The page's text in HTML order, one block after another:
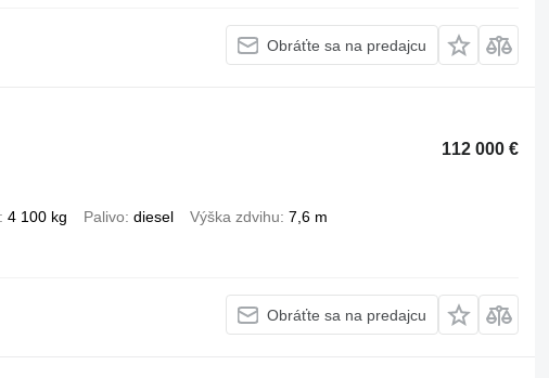
Obráťte sa na predajcu
112 000 €
4 100 kg Palivo diesel Výška zdvihu 7,6 m
Obráťte sa na predajcu